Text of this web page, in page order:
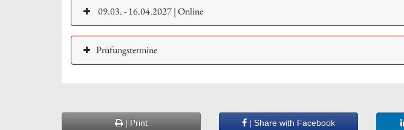
09.03. - 16.04.2027 | Online
Prüfungstermine
| Print | Share with Facebook